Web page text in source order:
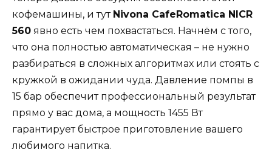
кофемашины, и тут Nivona CafeRomatica NICR
560 явно есть чем похвастаться. Начнём с того,
что она полностью автоматическая – не нужно
разбираться в сложных алгоритмах или стоять с
кружкой в ожидании чуда. Давление помпы в
15 бар обеспечит профессиональный результат
прямо у вас дома, а мощность 1455 Вт
гарантирует быстрое приготовление вашего
любимого напитка.